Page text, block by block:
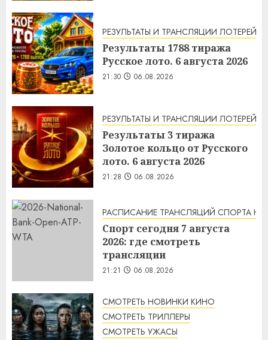
РЕЗУЛЬТАТЫ И ТРАНСЛЯЦИИ ЛОТЕРЕЙ
Результаты 1788 тиража
Русское лото. 6 августа 2026
21:30 06.08.2026
РЕЗУЛЬТАТЫ И ТРАНСЛЯЦИИ ЛОТЕРЕЙ
Результаты 3 тиража
Золотое кольцо от Русского
лото. 6 августа 2026
21:28 06.08.2026
РАСПИСАНИЕ ТРАНСЛЯЦИЙ СПОРТА НА
Спорт сегодня 7 августа
2026: где смотреть
трансляции
21:21 06.08.2026
СМОТРЕТЬ НОВИНКИ КИНО
СМОТРЕТЬ ТРИЛЛЕРЫ
СМОТРЕТЬ УЖАСЫ